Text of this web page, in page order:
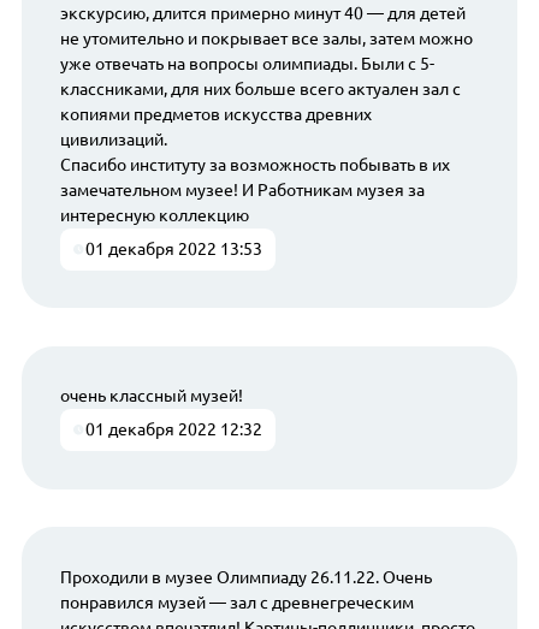
экскурсию, длится примерно минут 40 — для детей
не утомительно и покрывает все залы, затем можно
уже отвечать на вопросы олимпиады. Были с 5-
классниками, для них больше всего актуален зал с
копиями предметов искусства древних
цивилизаций.
Спасибо институту за возможность побывать в их
замечательном музее! И Работникам музея за
интересную коллекцию
01 декабря 2022 13:53
очень классный музей!
01 декабря 2022 12:32
Проходили в музее Олимпиаду 26.11.22. Очень
понравился музей — зал с древнегреческим